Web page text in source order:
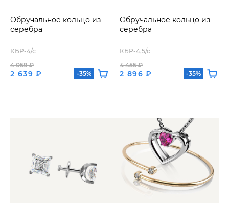
Обручальное кольцо из
серебра
КБР-4/с
2 639 ₽
4 059 ₽
-35%
Обручальное кольцо из
серебра
КБР-4,5/с
2 896 ₽
4 455 ₽
-35%